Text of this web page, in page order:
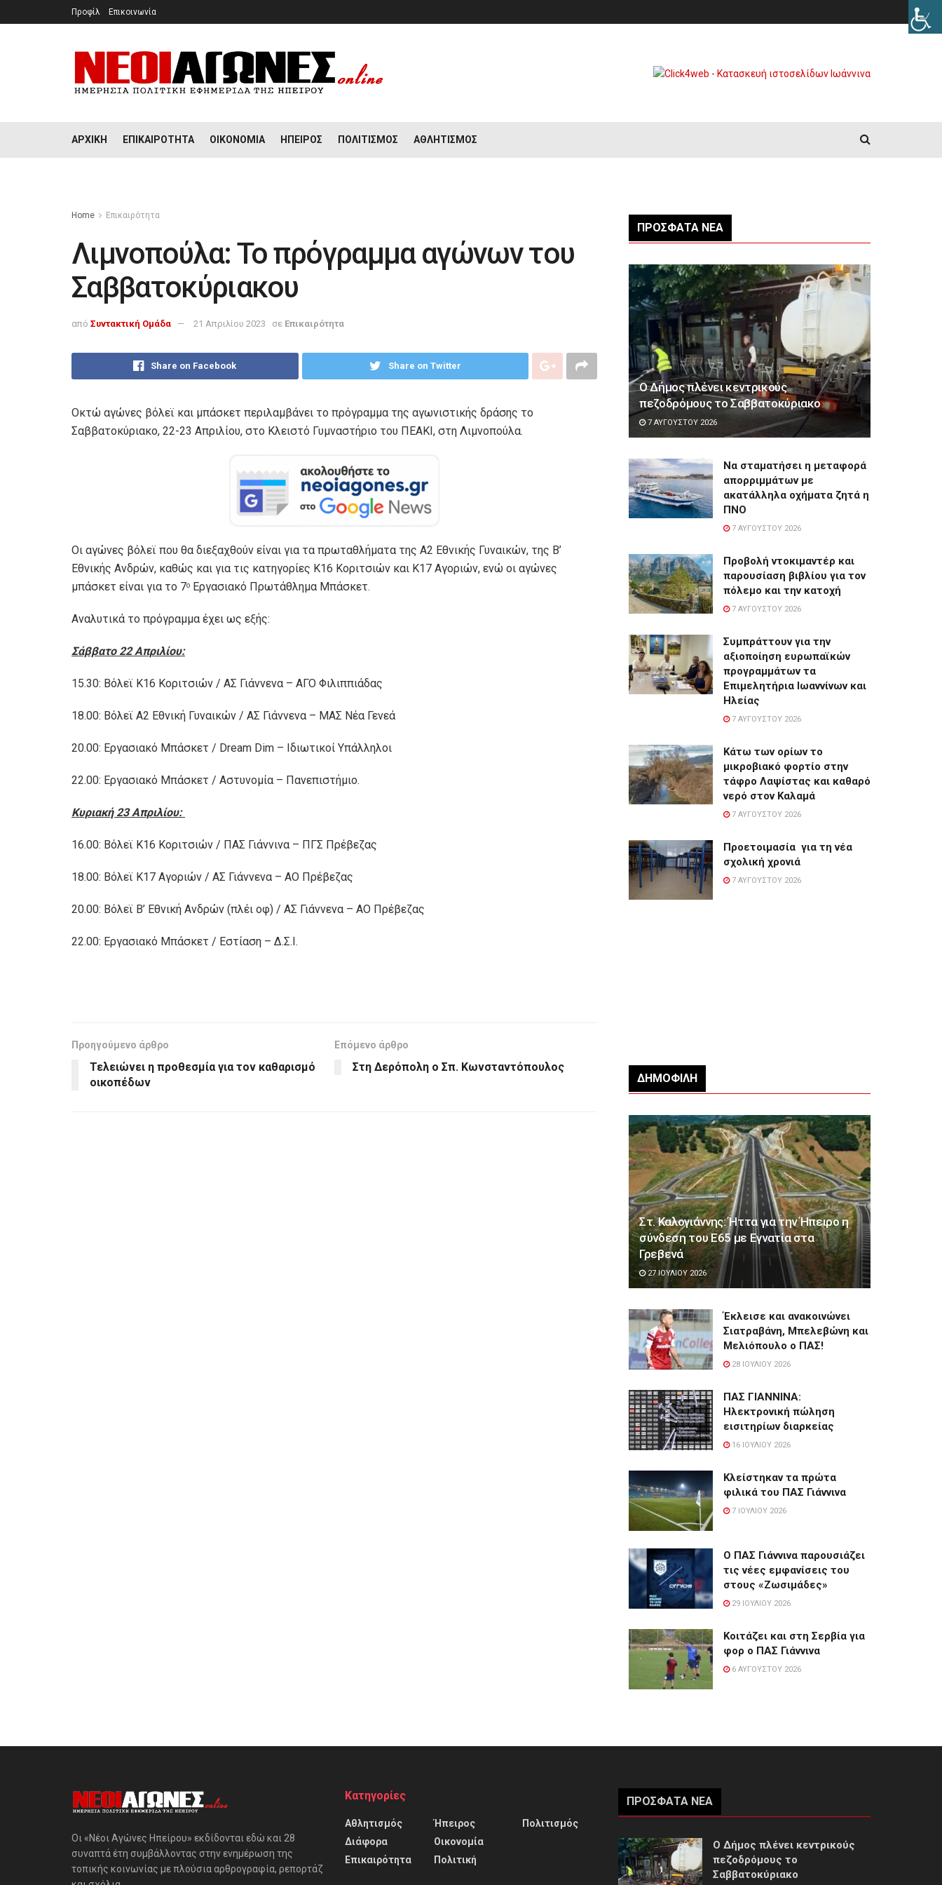
Προφίλ Επικοινωνία
ΑΡΧΙΚΉ ΕΠΙΚΑΙΡΌΤΗΤΑ ΟΙΚΟΝΟΜΊΑ ΉΠΕΙΡΟΣ ΠΟΛΙΤΙΣΜΌΣ ΑΘΛΗΤΙΣΜΌΣ
Home Επικαιρότητα
Λιμνοπούλα: Το πρόγραμμα αγώνων του
Σαββατοκύριακου
από Συντακτική Ομάδα 21 Απριλίου 2023 σε Επικαιρότητα
Share on Facebook Share on Twitter
Οκτώ αγώνες βόλεϊ και μπάσκετ περιλαμβάνει το πρόγραμμα της αγωνιστικής δράσης το
Σαββατοκύριακο, 22-23 Απριλίου, στο Κλειστό Γυμναστήριο του ΠΕΑΚΙ, στη Λιμνοπούλα.
Οι αγώνες βόλεϊ που θα διεξαχθούν είναι για τα πρωταθλήματα της Α2 Εθνικής Γυναικών, της Β’
Εθνικής Ανδρών, καθώς και για τις κατηγορίες Κ16 Κοριτσιών και Κ17 Αγοριών, ενώ οι αγώνες
μπάσκετ είναι για το 7ο Εργασιακό Πρωτάθλημα Μπάσκετ.
Αναλυτικά το πρόγραμμα έχει ως εξής:
Σάββατο 22 Απριλίου:
15.30: Βόλεϊ Κ16 Κοριτσιών / ΑΣ Γιάννενα – ΑΓΟ Φιλιππιάδας
18.00: Βόλεϊ Α2 Εθνική Γυναικών / ΑΣ Γιάννενα – ΜΑΣ Νέα Γενεά
20.00: Εργασιακό Μπάσκετ / Dream Dim – Ιδιωτικοί Υπάλληλοι
22.00: Εργασιακό Μπάσκετ / Αστυνομία – Πανεπιστήμιο.
Κυριακή 23 Απριλίου:
16.00: Βόλεϊ Κ16 Κοριτσιών / ΠΑΣ Γιάννινα – ΠΓΣ Πρέβεζας
18.00: Βόλεϊ Κ17 Αγοριών / ΑΣ Γιάννενα – ΑΟ Πρέβεζας
20.00: Βόλεϊ Β’ Εθνική Ανδρών (πλέι οφ) / ΑΣ Γιάννενα – ΑΟ Πρέβεζας
22.00: Εργασιακό Μπάσκετ / Εστίαση – Δ.Σ.Ι.
Προηγούμενο άρθρο
Τελειώνει η προθεσμία για τον καθαρισμό
οικοπέδων
Επόμενο άρθρο
Στη Δερόπολη ο Σπ. Κωνσταντόπουλος
ΠΡΌΣΦΑΤΑ ΝΈΑ
Ο Δήμος πλένει κεντρικούς
πεζοδρόμους το Σαββατοκύριακο
7 ΑΥΓΟΎΣΤΟΥ 2026
Να σταματήσει η μεταφορά
απορριμμάτων με
ακατάλληλα οχήματα ζητά η
ΠΝΟ
7 ΑΥΓΟΎΣΤΟΥ 2026
Προβολή ντοκιμαντέρ και
παρουσίαση βιβλίου για τον
πόλεμο και την κατοχή
7 ΑΥΓΟΎΣΤΟΥ 2026
Συμπράττουν για την
αξιοποίηση ευρωπαϊκών
προγραμμάτων τα
Επιμελητήρια Ιωαννίνων και
Ηλείας
7 ΑΥΓΟΎΣΤΟΥ 2026
Κάτω των ορίων το
μικροβιακό φορτίο στην
τάφρο Λαψίστας και καθαρό
νερό στον Καλαμά
7 ΑΥΓΟΎΣΤΟΥ 2026
Προετοιμασία για τη νέα
σχολική χρονιά
7 ΑΥΓΟΎΣΤΟΥ 2026
ΔΗΜΟΦΙΛΉ
Στ. Καλογιάννης: Ήττα για την Ήπειρο η
σύνδεση του Ε65 με Εγνατία στα
Γρεβενά
27 ΙΟΥΛΊΟΥ 2026
Έκλεισε και ανακοινώνει
Σιατραβάνη, Μπελεβώνη και
Μελιόπουλο ο ΠΑΣ!
28 ΙΟΥΛΊΟΥ 2026
ΠΑΣ ΓΙΑΝΝΙΝΑ:
Hλεκτρονική πώληση
εισιτηρίων διαρκείας
16 ΙΟΥΛΊΟΥ 2026
Κλείστηκαν τα πρώτα
φιλικά του ΠΑΣ Γιάννινα
7 ΙΟΥΛΊΟΥ 2026
Ο ΠΑΣ Γιάννινα παρουσιάζει
τις νέες εμφανίσεις του
στους «Ζωσιμάδες»
29 ΙΟΥΛΊΟΥ 2026
Κοιτάζει και στη Σερβία για
φορ ο ΠΑΣ Γιάννινα
6 ΑΥΓΟΎΣΤΟΥ 2026
Οι «Νέοι Αγώνες Ηπείρου» εκδίδονται εδώ και 28
συναπτά έτη συμβάλλοντας στην ενημέρωση της
τοπικής κοινωνίας με πλούσια αρθρογραφία, ρεπορτάζ
Κατηγορίες
Αθλητισμός
Διάφορα
Επικαιρότητα
Ήπειρος
Οικονομία
Πολιτική
Πολιτισμός
ΠΡΌΣΦΑΤΑ ΝΈΑ
Ο Δήμος πλένει κεντρικούς
πεζοδρόμους το
Σαββατοκύριακο